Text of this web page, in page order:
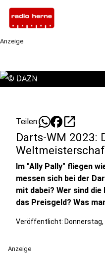
Anzeige
© DAZN
Teilen: open_in_new
Darts-WM 2023:
Im "Ally Pally" fliegen
messen sich bei der
mit dabei? Wer sind
das Preisgeld? Was
Veröffentlicht: Donnerstag,
Anzeige